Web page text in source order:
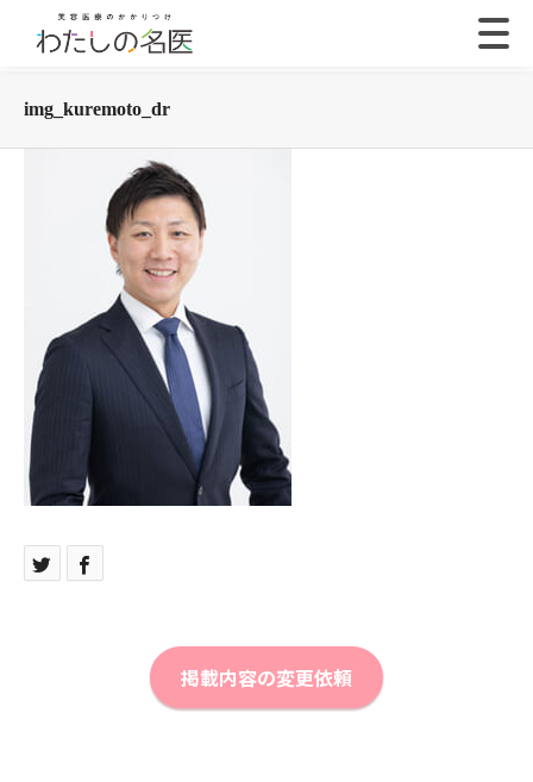
img_kuremoto_dr
掲載内容の変更依頼